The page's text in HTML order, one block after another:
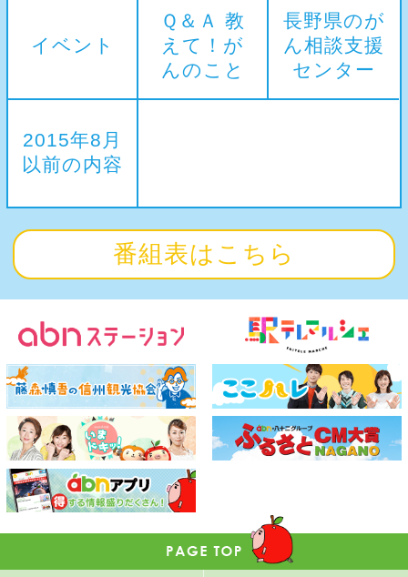
イベント
Ｑ＆Ａ 教
えて！が
んのこと
長野県のが
ん相談支援
センター
2015年8月
以前の内容
番組表はこちら